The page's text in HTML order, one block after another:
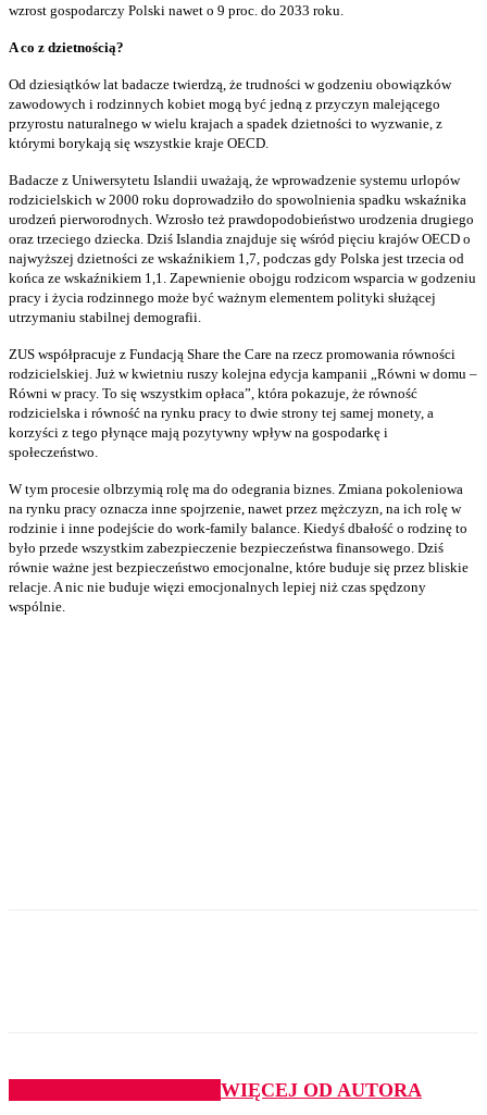
wzrost gospodarczy Polski nawet o 9 proc. do 2033 roku.
A co z dzietnością?
Od dziesiątków lat badacze twierdzą, że trudności w godzeniu obowiązków
zawodowych i rodzinnych kobiet mogą być jedną z przyczyn malejącego
przyrostu naturalnego w wielu krajach a spadek dzietności to wyzwanie, z
którymi borykają się wszystkie kraje OECD.
Badacze z Uniwersytetu Islandii uważają, że wprowadzenie systemu urlopów
rodzicielskich w 2000 roku doprowadziło do spowolnienia spadku wskaźnika
urodzeń pierworodnych. Wzrosło też prawdopodobieństwo urodzenia drugiego
oraz trzeciego dziecka. Dziś Islandia znajduje się wśród pięciu krajów OECD o
najwyższej dzietności ze wskaźnikiem 1,7, podczas gdy Polska jest trzecia od
końca ze wskaźnikiem 1,1. Zapewnienie obojgu rodzicom wsparcia w godzeniu
pracy i życia rodzinnego może być ważnym elementem polityki służącej
utrzymaniu stabilnej demografii.
ZUS współpracuje z Fundacją Share the Care na rzecz promowania równości
rodzicielskiej. Już w kwietniu ruszy kolejna edycja kampanii „Równi w domu –
Równi w pracy. To się wszystkim opłaca”, która pokazuje, że równość
rodzicielska i równość na rynku pracy to dwie strony tej samej monety, a
korzyści z tego płynące mają pozytywny wpływ na gospodarkę i
społeczeństwo.
W tym procesie olbrzymią rolę ma do odegrania biznes. Zmiana pokoleniowa
na rynku pracy oznacza inne spojrzenie, nawet przez mężczyzn, na ich rolę w
rodzinie i inne podejście do work-family balance. Kiedyś dbałość o rodzinę to
było przede wszystkim zabezpieczenie bezpieczeństwa finansowego. Dziś
równie ważne jest bezpieczeństwo emocjonalne, które buduje się przez bliskie
relacje. A nic nie buduje więzi emocjonalnych lepiej niż czas spędzony
wspólnie.
WIĘCEJ OD AUTORA